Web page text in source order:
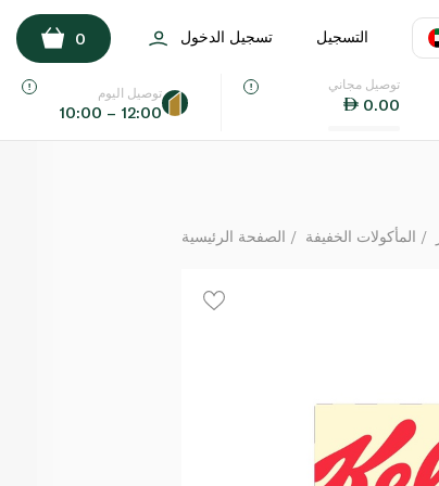
اللغة
التسجيل تسجيل الدخول 0
توصيل مجاني
0.00
توصيل اليوم
10:00 – 12:00
الصفحة الرئيسية المأكولات الخفيفة